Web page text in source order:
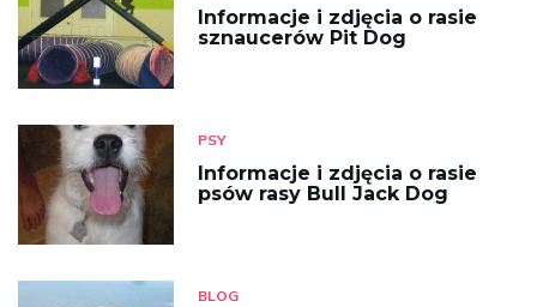
Informacje i zdjęcia o rasie
sznaucerów Pit Dog
PSY
Informacje i zdjęcia o rasie
psów rasy Bull Jack Dog
BLOG